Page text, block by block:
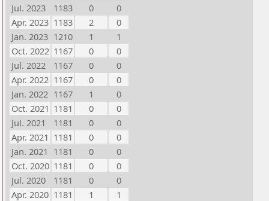
Jul. 2023
1183 0
0
Apr. 2023 1183 2
0
Jan. 2023 1210 1
1
Oct. 2022 1167 0
0
Jul. 2022
1167 0
0
Apr. 2022 1167 0
0
Jan. 2022 1167 1
0
Oct. 2021 1181 0
0
Jul. 2021
1181 0
0
Apr. 2021 1181 0
0
Jan. 2021 1181 0
0
Oct. 2020 1181 0
0
Jul. 2020
1181 0
0
Apr. 2020 1181 1
1